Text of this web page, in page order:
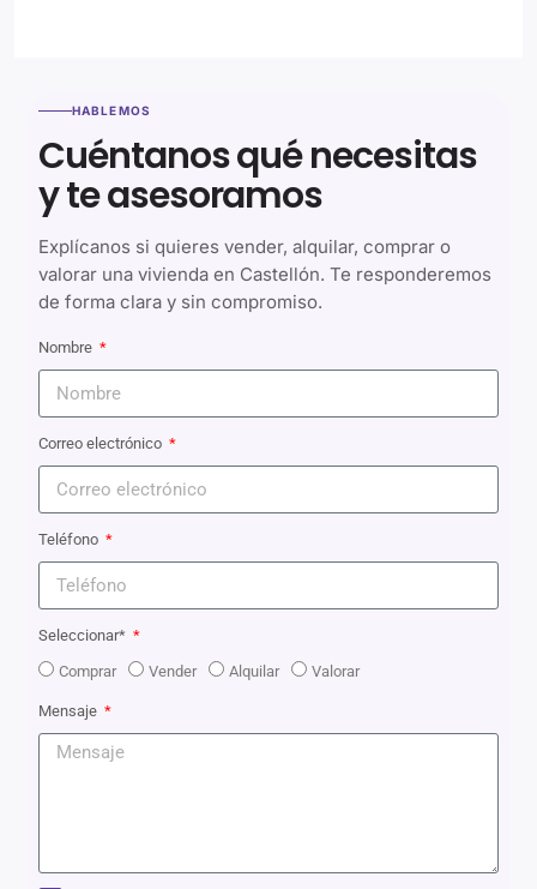
HABLEMOS
Cuéntanos qué necesitas
y te asesoramos
Explícanos si quieres vender, alquilar, comprar o
valorar una vivienda en Castellón. Te responderemos
de forma clara y sin compromiso.
Nombre
Correo electrónico
Teléfono
Seleccionar*
Comprar
Vender Alquilar Valorar
Mensaje